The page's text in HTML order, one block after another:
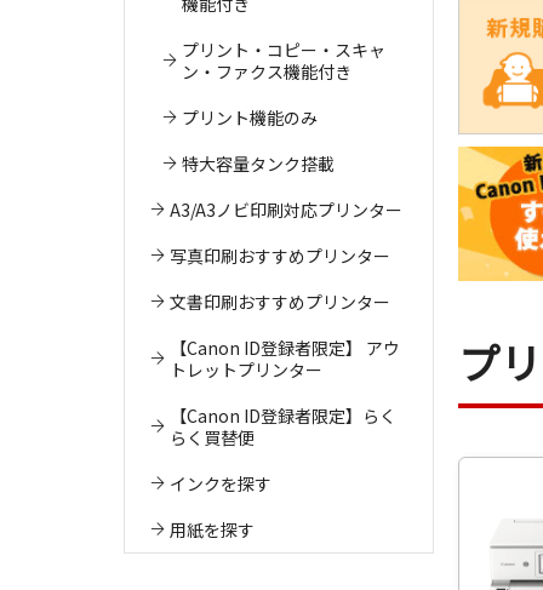
プリント・コピー・スキャ
ン・ファクス機能付き
プリント機能のみ
特大容量タンク搭載
A3/A3ノビ印刷対応プリンター
写真印刷おすすめプリンター
文書印刷おすすめプリンター
【Canon ID登録者限定】 アウ
トレットプリンター
【Canon ID登録者限定】らく
らく買替便
インクを探す
用紙を探す
プ